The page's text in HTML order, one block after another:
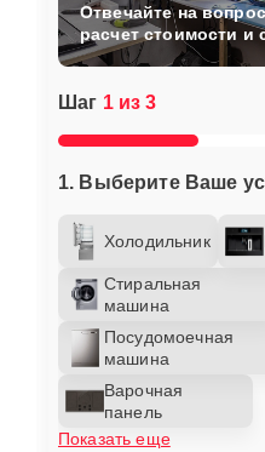
Шаг 1 из 3
1. Выберите Ваше
Холодильник
Стиральная
машина
Посудомоечная
машина
Варочная
панель
Показать еще
Отвечайте на
расчет стоимости и